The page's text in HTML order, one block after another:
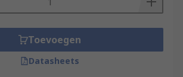
Toevoegen
Datasheets